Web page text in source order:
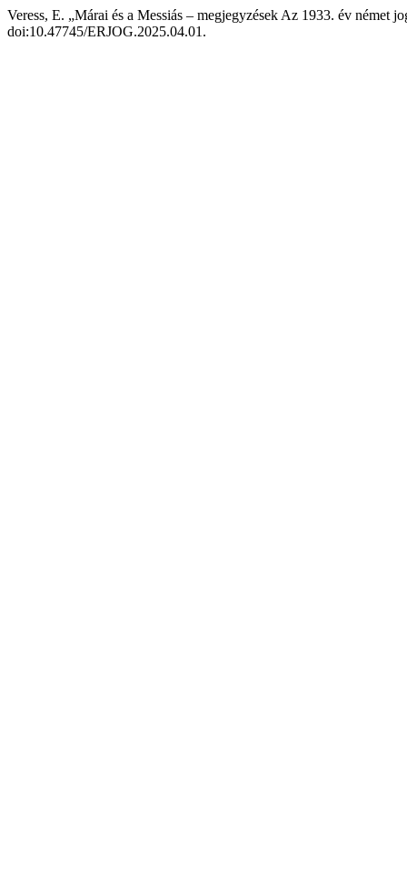
Veress, E. „Márai és a Messiás – megjegyzések Az 1933. év német
doi:10.47745/ERJOG.2025.04.01.